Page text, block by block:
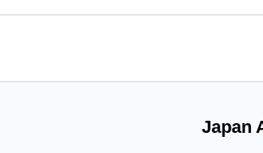
Japan